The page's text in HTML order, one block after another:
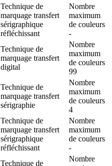
Technique de
marquage transfert
sérigraphique
réfléchissant
Nombre
maximum
de couleurs
-
Technique de
marquage transfert
digital
Nombre
maximum
de couleurs
99
Technique de
marquage transfert
sérigraphie
Nombre
maximum
de couleurs
4
Technique de
marquage transfert
sérigraphique
réfléchissant
Nombre
maximum
de couleurs
-
Technique de
Nombre